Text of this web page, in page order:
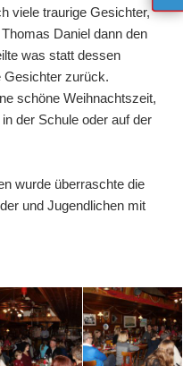
viele traurige Gesichter,
Daniel dann den
was statt dessen
Gesichter zurück.
schöne Weihnachtszeit,
der Schule oder auf der
wurde überraschte die
und Jugendlichen mit